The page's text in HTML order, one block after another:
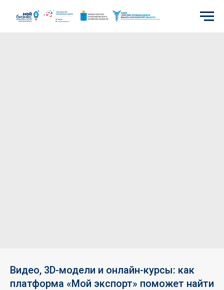
Видео, 3D-модели и онлайн-курсы: как
платформа «Мой экспорт» поможет найти